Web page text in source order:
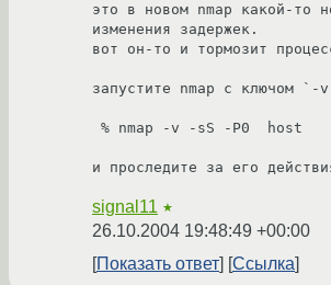
это в новом nmap какой-то
изменения задержек.
вот он-то и тормозит
запустите nmap с ключом `-
и проследите за его
signal11 ★
26.10.2004 19:48:49 +00:00
Показать ответ
Ссылка